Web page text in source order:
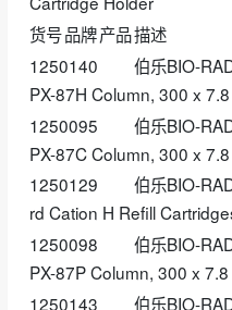
货号品牌产品描述
1250140
伯乐BIO-
PX-87H Column, 300 x
1250095
伯乐BIO-
PX-87C Column, 300 x
1250129
伯乐BIO-
rd Cation H Refill
1250098
伯乐BIO-
PX-87P Column, 300 x
1250143
伯乐BIO-